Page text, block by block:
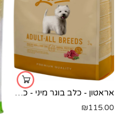
אראטון - כלב בוגר מיני - כבש 3 קג
₪115.00